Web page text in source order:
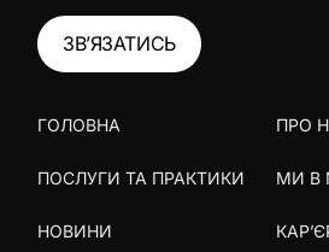
ЗВ’ЯЗАТИСЬ
ГОЛОВНА ПРО
ПОСЛУГИ ТА ПРАКТИКИ МИ В
НОВИНИ